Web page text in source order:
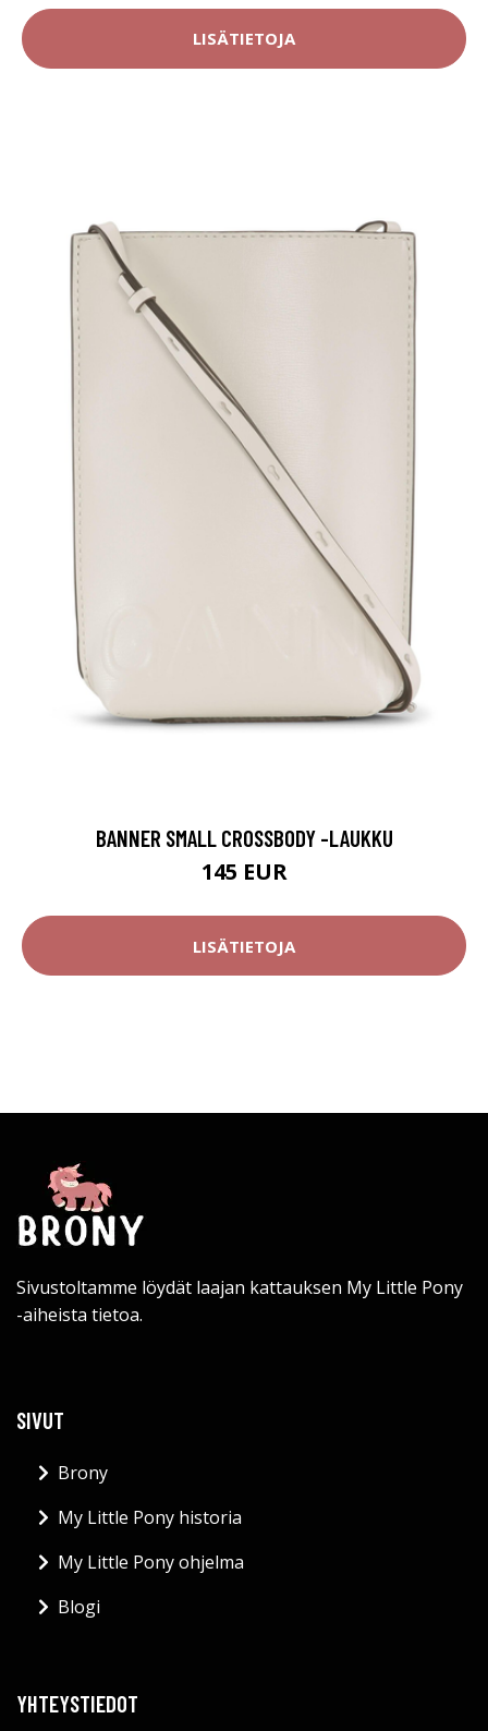
LISÄTIETOJA
BANNER SMALL CROSSBODY -LAUKKU
145 EUR
LISÄTIETOJA
Sivustoltamme löydät laajan kattauksen My Little Pony
-aiheista tietoa.
SIVUT
Brony
My Little Pony historia
My Little Pony ohjelma
Blogi
YHTEYSTIEDOT